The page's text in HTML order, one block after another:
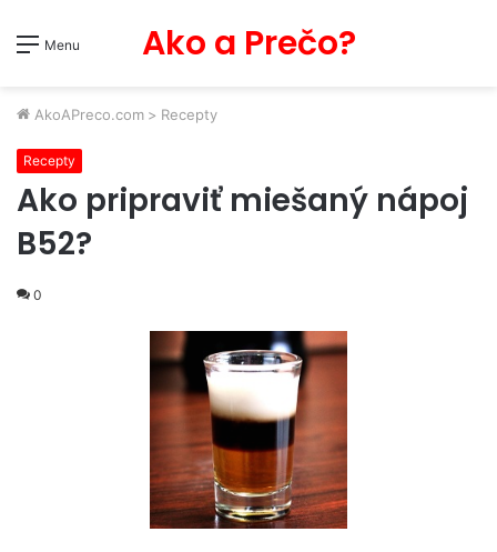
Menu Ako a Prečo?
AkoAPreco.com > Recepty
Recepty
Ako pripraviť miešaný nápoj
B52?
0